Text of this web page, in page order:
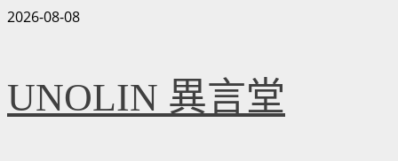
Skip
2026-08-08
UNOLIN 異言堂